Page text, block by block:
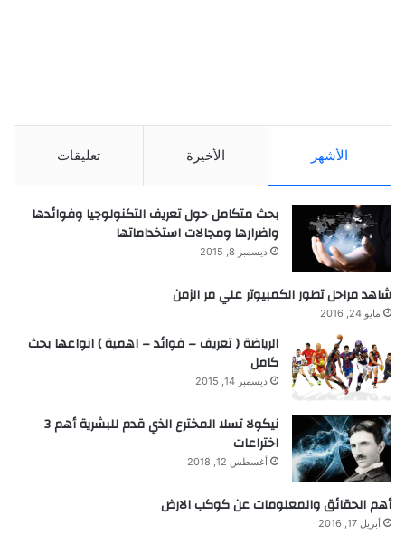
الأشهر الأخيرة تعليقات
بحث متكامل حول تعريف التكنولوجيا وفوائدها
واضرارها ومجالات استخداماتها
ديسمبر 8, 2015
شاهد مراحل تطور الكمبيوتر علي مر الزمن
مايو 24, 2016
الرياضة ( تعريف – فوائد – اهمية ) انواعها بحث
كامل
ديسمبر 14, 2015
نيكولا تسلا المخترع الذي قدم للبشرية أهم 3
اختراعات
أغسطس 12, 2018
أهم الحقائق والمعلومات عن كوكب الارض
أبريل 17, 2016